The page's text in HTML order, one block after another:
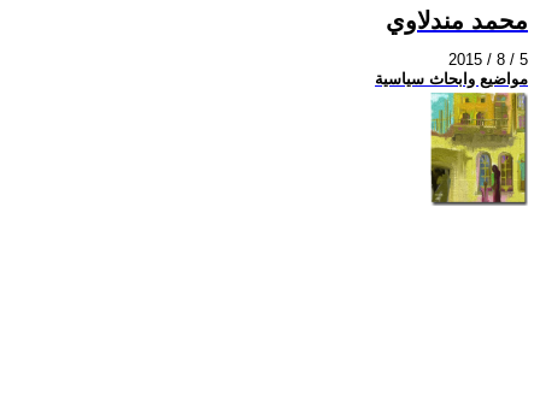
محمد مندلاوي
2015 / 8 / 5
مواضيع وابحاث سياسية